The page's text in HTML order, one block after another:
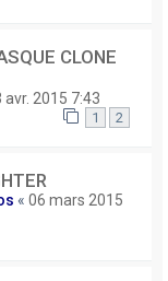
CLONE
avr. 2015 7:43
1 2
« 06 mars 2015